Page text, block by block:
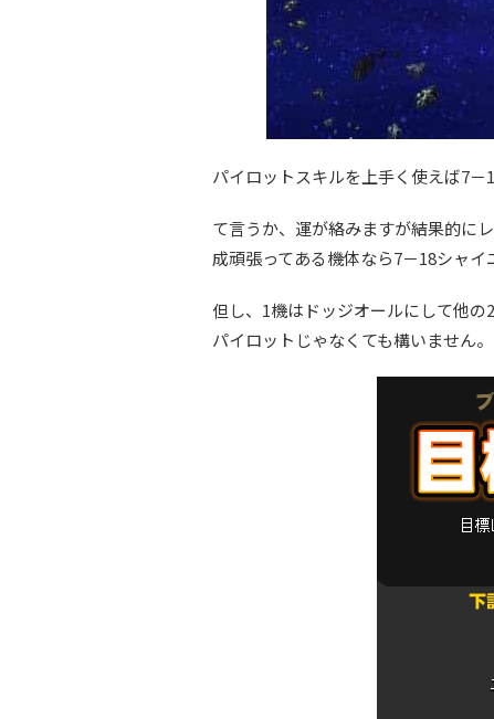
パイロットスキルを上手く使えば7－
て言うか、運が絡みますが結果的に
成頑張ってある機体なら7－18シャイ
但し、1機はドッジオールにして他
パイロットじゃなくても構いません。